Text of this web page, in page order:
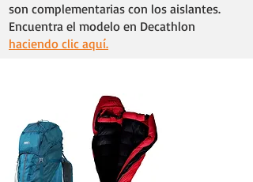
son complementarias con los aislantes.
Encuentra el modelo en Decathlon
haciendo clic aquí.
En Alquiler